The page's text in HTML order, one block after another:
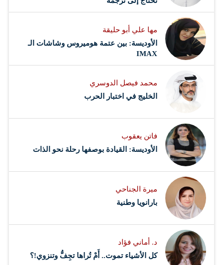
مها علي أبو حليقة
الأوديسة: بين عتمة هوميروس وشاشات الـ
IMAX
محمد فيصل الدوسري ​
‏الخليج في اختبار الحرب
فاتن يعقوب
الأوديسة: القيادة بوصفها رحلة نحو الذات
ميرة الجناحي
بارانويا وطنية
د. أماني فؤاد
كل الأشياء تموت.. أَمْ تُراها تجِفُّ وتنزوي!؟